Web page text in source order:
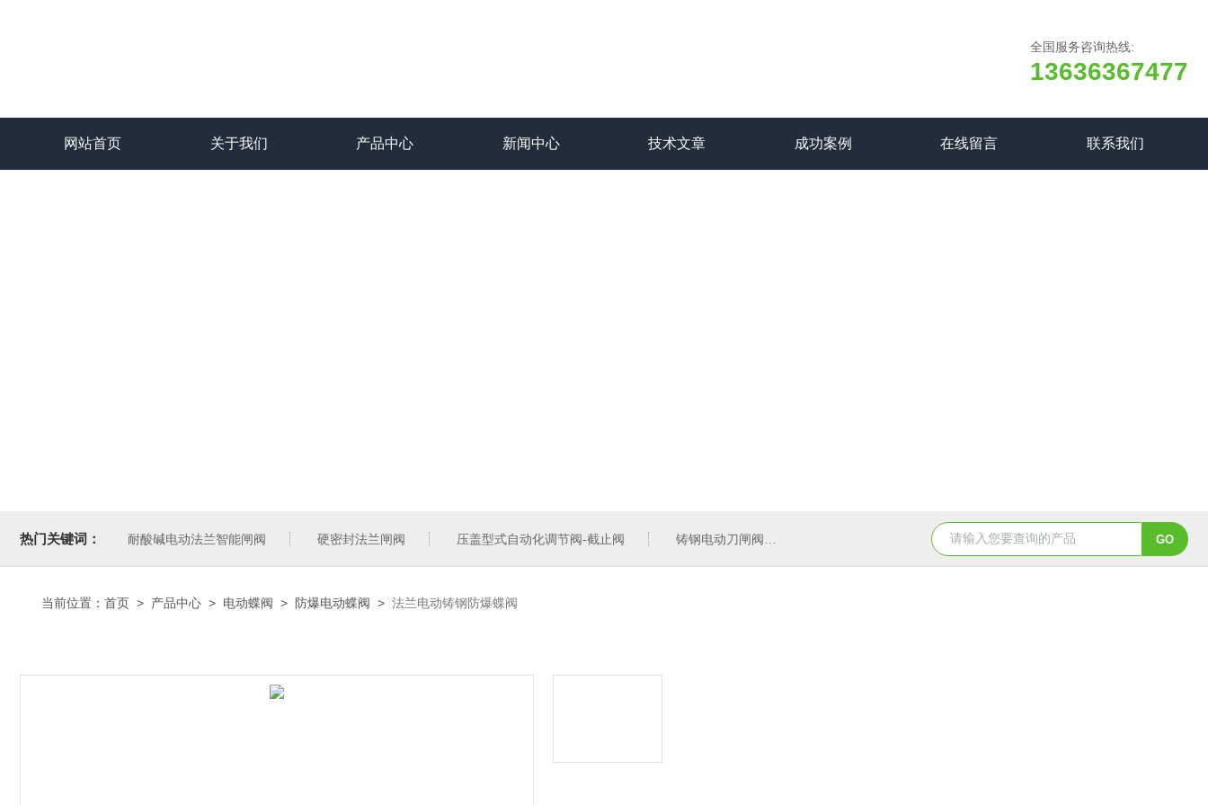
全国服务咨询热线:
13636367477
网站首页 关于我们 产品中心 新闻中心 技术文章 成功案例 在线留言 联系我们
热门关键词： 耐酸碱电动法兰智能闸阀 硬密封法兰闸阀 压盖型式自动化调节阀-截止阀 铸钢电动刀闸阀 造纸行业电动刀闸阀选型 dn200湖泉电动截止阀 一
当前位置： 首页 > 产品中心 > 电动蝶阀 > 防爆电动蝶阀 > 法兰电动铸钢防爆蝶阀